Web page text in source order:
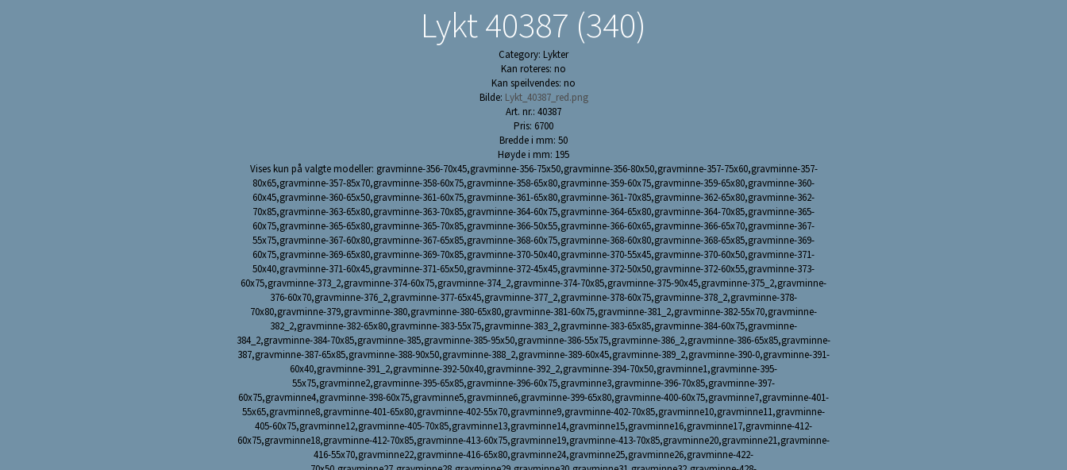
Lykt 40387 (340)
Category: Lykter
Kan roteres: no
Kan speilvendes: no
Bilde: Lykt_40387_red.png
Art. nr.: 40387
Pris: 6700
Bredde i mm: 50
Høyde i mm: 195
Vises kun på valgte modeller: gravminne-356-70x45,gravminne-356-75x50,gravminne-356-80x50,gravminne-357-75x60,gravminne-357-
80x65,gravminne-357-85x70,gravminne-358-60x75,gravminne-358-65x80,gravminne-359-60x75,gravminne-359-65x80,gravminne-360-
60x45,gravminne-360-65x50,gravminne-361-60x75,gravminne-361-65x80,gravminne-361-70x85,gravminne-362-65x80,gravminne-362-
70x85,gravminne-363-65x80,gravminne-363-70x85,gravminne-364-60x75,gravminne-364-65x80,gravminne-364-70x85,gravminne-365-
60x75,gravminne-365-65x80,gravminne-365-70x85,gravminne-366-50x55,gravminne-366-60x65,gravminne-366-65x70,gravminne-367-
55x75,gravminne-367-60x80,gravminne-367-65x85,gravminne-368-60x75,gravminne-368-60x80,gravminne-368-65x85,gravminne-369-
60x75,gravminne-369-65x80,gravminne-369-70x85,gravminne-370-50x40,gravminne-370-55x45,gravminne-370-60x50,gravminne-371-
50x40,gravminne-371-60x45,gravminne-371-65x50,gravminne-372-45x45,gravminne-372-50x50,gravminne-372-60x55,gravminne-373-
60x75,gravminne-373_2,gravminne-374-60x75,gravminne-374_2,gravminne-374-70x85,gravminne-375-90x45,gravminne-375_2,gravminne-
376-60x70,gravminne-376_2,gravminne-377-65x45,gravminne-377_2,gravminne-378-60x75,gravminne-378_2,gravminne-378-
70x80,gravminne-379,gravminne-380,gravminne-380-65x80,gravminne-381-60x75,gravminne-381_2,gravminne-382-55x70,gravminne-
382_2,gravminne-382-65x80,gravminne-383-55x75,gravminne-383_2,gravminne-383-65x85,gravminne-384-60x75,gravminne-
384_2,gravminne-384-70x85,gravminne-385,gravminne-385-95x50,gravminne-386-55x75,gravminne-386_2,gravminne-386-65x85,gravminne-
387,gravminne-387-65x85,gravminne-388-90x50,gravminne-388_2,gravminne-389-60x45,gravminne-389_2,gravminne-390-0,gravminne-391-
60x40,gravminne-391_2,gravminne-392-50x40,gravminne-392_2,gravminne-394-70x50,gravminne1,gravminne-395-
55x75,gravminne2,gravminne-395-65x85,gravminne-396-60x75,gravminne3,gravminne-396-70x85,gravminne-397-
60x75,gravminne4,gravminne-398-60x75,gravminne5,gravminne6,gravminne-399-65x80,gravminne-400-60x75,gravminne7,gravminne-401-
55x65,gravminne8,gravminne-401-65x80,gravminne-402-55x70,gravminne9,gravminne-402-70x85,gravminne10,gravminne11,gravminne-
405-60x75,gravminne12,gravminne-405-70x85,gravminne13,gravminne14,gravminne15,gravminne16,gravminne17,gravminne-412-
60x75,gravminne18,gravminne-412-70x85,gravminne-413-60x75,gravminne19,gravminne-413-70x85,gravminne20,gravminne21,gravminne-
416-55x70,gravminne22,gravminne-416-65x80,gravminne24,gravminne25,gravminne26,gravminne-422-